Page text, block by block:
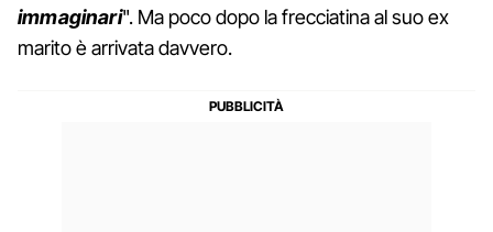
immaginari". Ma poco dopo la frecciatina al suo ex
marito è arrivata davvero.